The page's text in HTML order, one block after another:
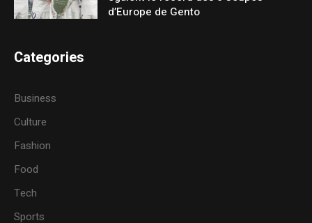
d’Europe de Gento
Categories
Business
Culture
Fashion
Food
Tech
Sports